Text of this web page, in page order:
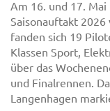
Am 16. und 17.
Saisonauftakt
fanden sich 19
Klassen Sport,
über das
und Finalrennen.
Langenhagen